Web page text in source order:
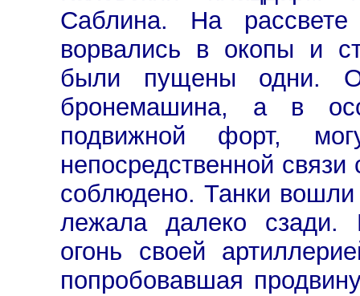
Саблина. На
ворвались в окопы и
были пущены одни.
бронемашина, а в
подвижной форт,
непосредственной
соблюдено. Танки вошли
лежала далеко сзади.
огонь своей
попробовавшая